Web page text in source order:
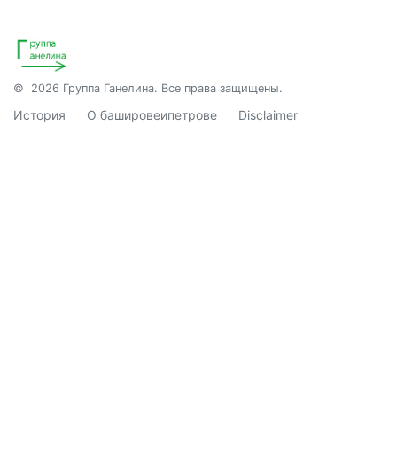
© 2026 Группа Ганелина. Все права защищены.
История О башировеипетрове Disclaimer